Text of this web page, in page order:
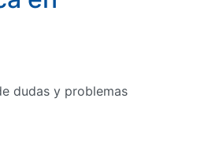
dudas y problemas